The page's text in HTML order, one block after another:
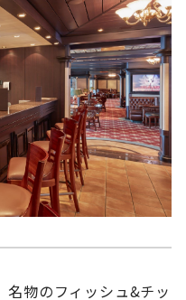
物のフィッシュ&チッ